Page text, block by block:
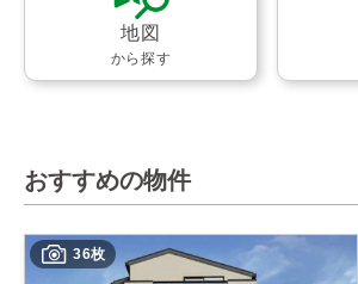
地図
から探す
おすすめの物件
36枚